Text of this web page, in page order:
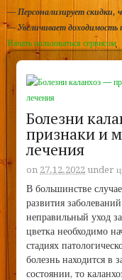
— Персонализирует скидки,
—Увеличивает
Начать пользоваться сервисом
Болезни
признаки и
лечения
on 27.12.2022 under
В большинстве
развития заболеваний
неправильный уход
цветка необходимо
стадиях
болезнь находится в
состоянии, то